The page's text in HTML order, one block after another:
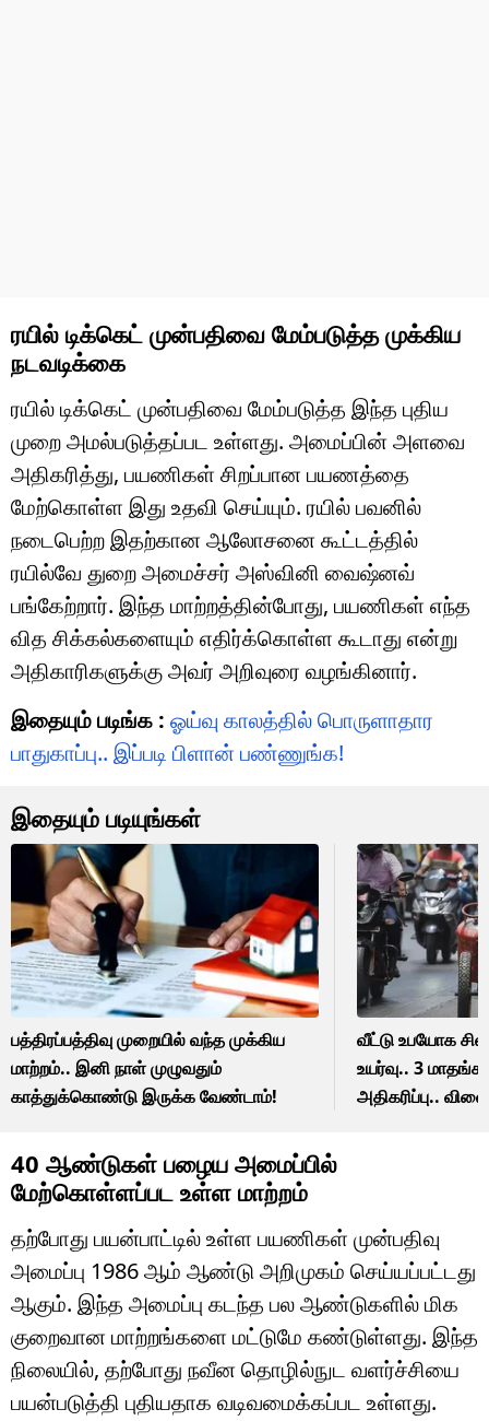
ரயில் டிக்கெட் முன்பதிவை மேம்படுத்த முக்கிய
நடவடிக்கை
ரயில் டிக்கெட் முன்பதிவை மேம்படுத்த இந்த புதிய
முறை அமல்படுத்தப்பட உள்ளது. அமைப்பின் அளவை
அதிகரித்து, பயணிகள் சிறப்பான பயணத்தை
மேற்கொள்ள இது உதவி செய்யும். ரயில் பவனில்
நடைபெற்ற இதற்கான ஆலோசனை கூட்டத்தில்
ரயில்வே துறை அமைச்சர் அஸ்வினி வைஷ்னவ்
பங்கேற்றார். இந்த மாற்றத்தின்போது, பயணிகள் எந்த
வித சிக்கல்களையும் எதிர்க்கொள்ள கூடாது என்று
அதிகாரிகளுக்கு அவர் அறிவுரை வழங்கினார்.
இதையும் படிங்க : ஓய்வு காலத்தில் பொருளாதார
பாதுகாப்பு.. இப்படி பிளான் பண்ணுங்க!
இதையும் படியுங்கள்
பத்திரப்பத்திவு முறையில் வந்த முக்கிய
மாற்றம்.. இனி நாள் முழுவதும்
காத்துக்கொண்டு இருக்க வேண்டாம்!
வீட்டு உபயோக
உயர்வு.. 3
அதிகரிப்பு..
40 ஆண்டுகள் பழைய அமைப்பில்
மேற்கொள்ளப்பட உள்ள மாற்றம்
தற்போது பயன்பாட்டில் உள்ள பயணிகள் முன்பதிவு
அமைப்பு 1986 ஆம் ஆண்டு அறிமுகம் செய்யப்பட்டது
ஆகும். இந்த அமைப்பு கடந்த பல ஆண்டுகளில் மிக
குறைவான மாற்றங்களை மட்டுமே கண்டுள்ளது. இந்த
நிலையில், தற்போது நவீன தொழில்நுட வளர்ச்சியை
பயன்படுத்தி புதியதாக வடிவமைக்கப்பட உள்ளது.